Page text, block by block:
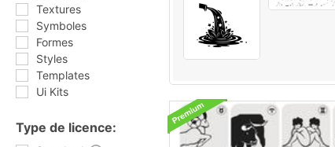
Textures
Symboles
Formes
Styles
Templates
Ui Kits
Type de licence: